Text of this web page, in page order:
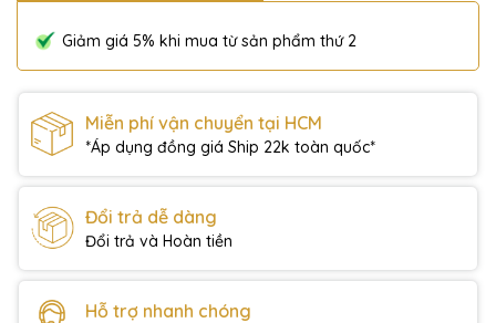
Giảm giá 5% khi mua từ sản phẩm thứ 2
Miễn phí vận chuyển tại HCM
*Áp dụng đồng giá Ship 22k toàn quốc*
Đổi trả dễ dàng
Đổi trả và Hoàn tiền
Hỗ trợ nhanh chóng